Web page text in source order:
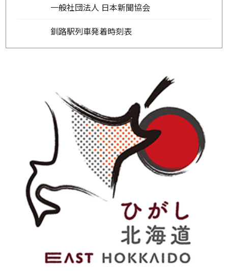
一般社団法人 日本新聞協会
釧路駅列車発着時刻表